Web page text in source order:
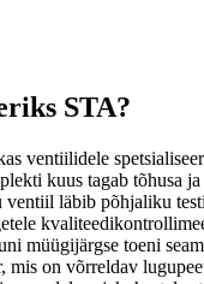
STA?
ventiilidele
kuus tagab tõhusa
läbib põhjaliku
müügijärgse toeni
mis on võrreldav